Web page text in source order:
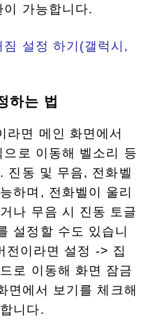
가능합니다.
설정 하기(갤럭시,
하는 법
라면 메인 화면에서
로 이동해 벨소리 등
진동 및 무음, 전화벨
하며, 전화벨이 울리
나 무음 시 진동 토글
설정할 수도 있습니
이라면 설정 -> 집
로 이동해 화면 잠금
면에서 보기를 체크해
니다.